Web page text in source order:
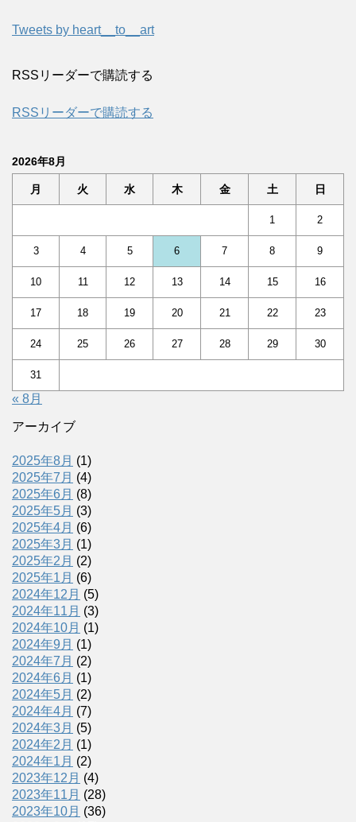
Tweets by heart__to__art
RSSリーダーで購読する
RSSリーダーで購読する
2026年8月
月 火 水 木 金 土 日
1 2
3 4 5 6 7 8 9
10 11 12 13 14 15 16
17 18 19 20 21 22 23
24 25 26 27 28 29 30
31
« 8月
アーカイブ
2025年8月 (1)
2025年7月 (4)
2025年6月 (8)
2025年5月 (3)
2025年4月 (6)
2025年3月 (1)
2025年2月 (2)
2025年1月 (6)
2024年12月 (5)
2024年11月 (3)
2024年10月 (1)
2024年9月 (1)
2024年7月 (2)
2024年6月 (1)
2024年5月 (2)
2024年4月 (7)
2024年3月 (5)
2024年2月 (1)
2024年1月 (2)
2023年12月 (4)
2023年11月 (28)
2023年10月 (36)